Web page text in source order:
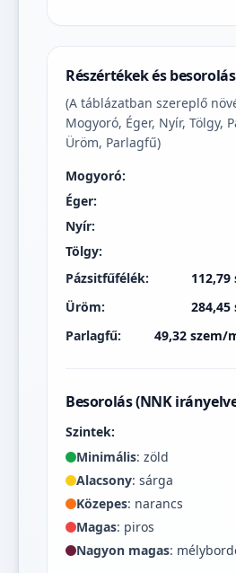
Részértékek és besorolás
(A táblázatban szereplő
Mogyoró, Éger, Nyír, Tölgy,
Üröm, Parlagfű)
Mogyoró:
Éger:
Nyír:
Tölgy:
Pázsitfűfélék:
112,79
Üröm: 284,45
Parlagfű: 49,32 szem/
Besorolás (NNK
Szintek:
Minimális: zöld
Alacsony: sárga
Közepes: narancs
Magas: piros
Nagyon magas: